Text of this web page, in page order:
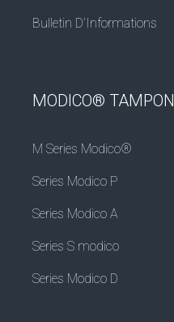
Bulletin D’Informations
MODICO® TAMPON
M Series Modico®
Series Modico P
Series Modico A
Series S modico
Series Modico D